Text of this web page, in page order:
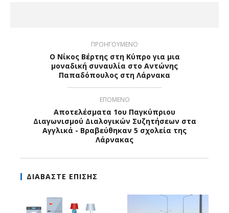
ΠΡΟΗΓΟΥΜΕΝΟ
O Nίκος Βέρτης στη Κύπρο για μια
μοναδική συναυλία στο Αντώνης
Παπαδόπουλος στη Λάρνακα
ΕΠΟΜΕΝΟ
Αποτελέσματα 1ου Παγκύπριου
Διαγωνισμού Διαλογικών Συζητήσεων στα
Αγγλικά - Βραβεύθηκαν 5 σχολεία της
Λάρνακας
ΔΙΑΒΑΣΤΕ ΕΠΙΣΗΣ